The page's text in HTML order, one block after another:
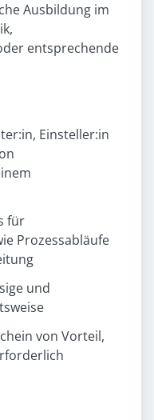
Ausbildung im
entsprechende
Einsteller:in
für
Prozessabläufe
und
von Vorteil,